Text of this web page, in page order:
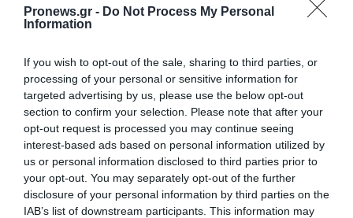
Pronews.gr - Do Not Process My Personal
Information
If you wish to opt-out of the sale, sharing to third parties, or
processing of your personal or sensitive information for
targeted advertising by us, please use the below opt-out
section to confirm your selection. Please note that after your
opt-out request is processed you may continue seeing
interest-based ads based on personal information utilized by
us or personal information disclosed to third parties prior to
your opt-out. You may separately opt-out of the further
disclosure of your personal information by third parties on the
IAB’s list of downstream participants. This information may
PRONEWS.GR /ΚΙΝΗΜΑΤΟΓΡΑΦΟΣ
Ο Αμερικανός ηθοποιός Μπραντ Πιτ
στην Ύδρα για τα γυρίσματα ταινίας
30.01.2026 | 16:20